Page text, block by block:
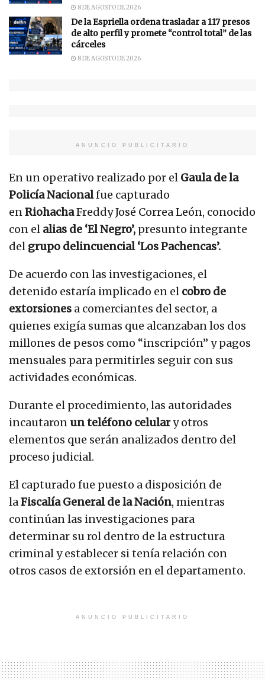
8 DE AGOSTO DE 2026
De la Espriella ordena trasladar a 117 presos
de alto perfil y promete “control total” de las
cárceles
8 DE AGOSTO DE 2026
ANUNCIO PUBLICITARIO
En un operativo realizado por el Gaula de la
Policía Nacionalfue capturado
en RiohachaFreddy José Correa León, conocido
con el alias de ‘El Negro’, presunto integrante
del grupo delincuencial ‘Los Pachencas’.
De acuerdo con las investigaciones, el
detenido estaría implicado en el cobro de
extorsiones a comerciantes del sector, a
quienes exigía sumas que alcanzaban los dos
millones de pesos como “inscripción” y pagos
mensuales para permitirles seguir con sus
actividades económicas.
Durante el procedimiento, las autoridades
incautaron un teléfono celulary otros
elementos que serán analizados dentro del
proceso judicial.
El capturado fue puesto a disposición de
la Fiscalía General de la Nación, mientras
continúan las investigaciones para
determinar su rol dentro de la estructura
criminal y establecer si tenía relación con
otros casos de extorsión en el departamento.
ANUNCIO PUBLICITARIO